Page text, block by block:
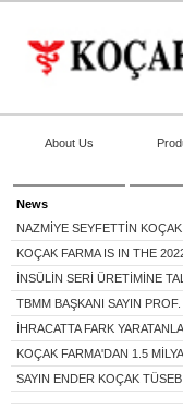
About Us
News
NAZMİYE SEYFETTİN KOÇAK
KOÇAK FARMA IS IN THE
İNSÜLİN SERİ ÜRETİMİNE
TBMM BAŞKANI SAYIN PROF.
İHRACATTA FARK
KOÇAK FARMA'DAN 1.5
SAYIN ENDER KOÇAK TÜSEB